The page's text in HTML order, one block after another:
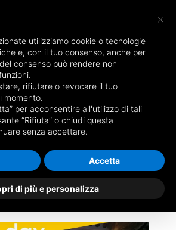
day 2023
di
e
,eventi
×
utilizziamo cookie o tecnologie
e, con il tuo consenso, anche per
consenso può rendere non
rifiutare o revocare il tuo
momento.
per acconsentire all'utilizzo di tali
“Rifiuta” o chiudi questa
senza accettare.
di più e personalizza
Accetta